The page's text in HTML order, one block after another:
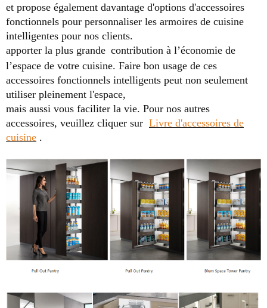
et propose également davantage d'options d'accessoires
fonctionnels pour personnaliser les armoires de cuisine
intelligentes pour nos clients.
apporter la plus grande contribution à l’économie de
l’espace de votre cuisine. Faire bon usage de ces
accessoires fonctionnels intelligents peut non seulement
utiliser pleinement l'espace,
mais aussi vous faciliter la vie. Pour nos autres
accessoires, veuillez cliquer sur Livre d'accessoires de
cuisine .